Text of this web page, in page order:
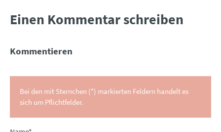
Einen Kommentar schreiben
Kommentieren
Bei den mit Sternchen (*) markierten Feldern handelt es
sich um Pflichtfelder.